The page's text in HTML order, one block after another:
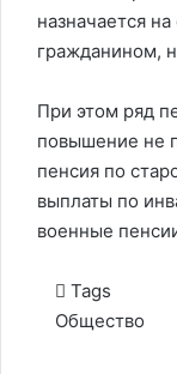
назначается
гражданином,
При этом ряд
повышение не
пенсия по
выплаты по
военные
Tags
Общество